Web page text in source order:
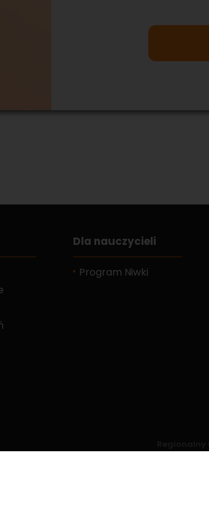
Dla nauczycieli
Program Niwki